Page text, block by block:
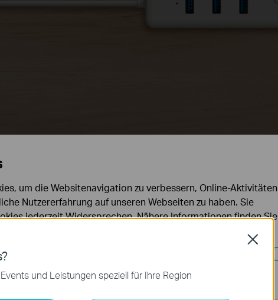
und Leistungen speziell für Ihre Region
Close
um die Websitenavigation zu verbessern, Online-Aktivitäten
Nutzererfahrung auf unseren Webseiten zu haben. Sie
jederzeit Widersprechen. Nähere Informationen finden Sie
Website erforderlich und können in Ihren Systemen nicht